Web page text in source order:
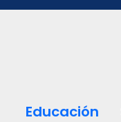
Educación